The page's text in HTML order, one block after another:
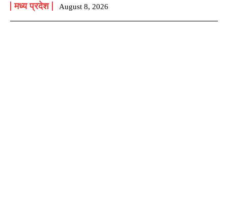
मध्य प्रदेश August 8, 2026